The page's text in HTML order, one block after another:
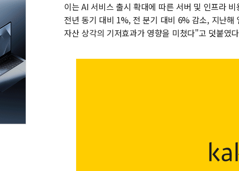
이는 AI 서비스 출시 확대에 따른 서버 및 인프라
전년 동기 대비 1%, 전 분기 대비 6% 감소, 지난해
자산 상각의 기저효과가 영향을 미쳤다"고 덧붙였